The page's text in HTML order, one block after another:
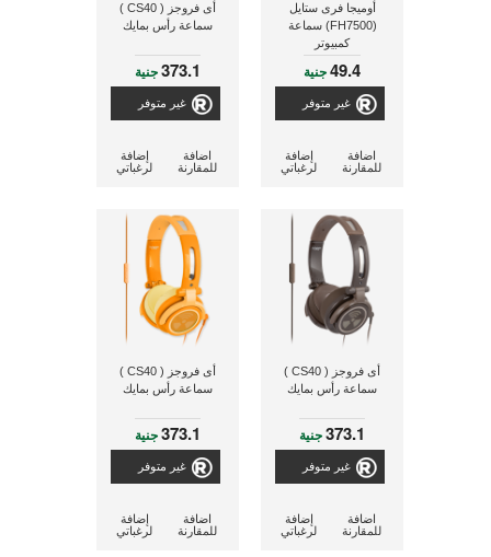
أوميجا فرى ستايل
(FH7500) سماعة
كمبيوتر
49.4جنية
غير متوفر
إضافة
لرغباتي
اضافة
للمقارنة
أى فروجز ( CS40 )
سماعة رأس بمايك
373.1جنية
غير متوفر
إضافة
لرغباتي
اضافة
للمقارنة
أى فروجز ( CS40 )
سماعة رأس بمايك
373.1جنية
غير متوفر
إضافة
لرغباتي
اضافة
للمقارنة
أى فروجز ( CS40 )
سماعة رأس بمايك
373.1جنية
غير متوفر
إضافة
لرغباتي
اضافة
للمقارنة